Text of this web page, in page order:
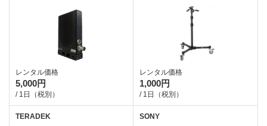
レンタル価格
5,000円
/ 1日（税別）
レンタル価格
1,000円
/ 1日（税別）
TERADEK SONY